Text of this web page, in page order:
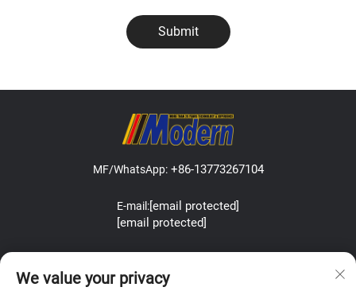
Submit
MF/WhatsApp:+86-13773267104
E-mail:[email protected]
[email protected]
We value your privacy